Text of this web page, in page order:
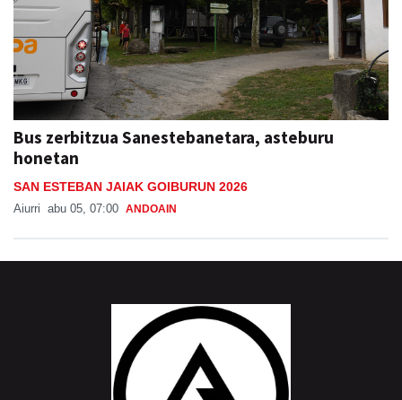
Bus zerbitzua Sanestebanetara, asteburu
honetan
SAN ESTEBAN JAIAK GOIBURUN 2026
Aiurri abu 05, 07:00 ANDOAIN